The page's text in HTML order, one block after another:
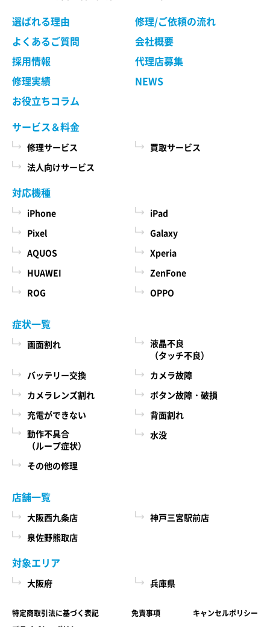
当社が個人情報を収集・利用する目的は、以下の
とおりです。
だくために、氏名、住所、連絡先、支払方法な
どの登録情報、利用されたサービスや購入され
た商品、およびそれらの代金などに関する情報
を表示する目的
ユーザーにお知らせや連絡をするためにメール
アドレスを利用する場合やユーザーに商品を送
付したり必要に応じて連絡したりするため、氏
名や住所などの連絡先情報を利用する目的
ユーザーの本人確認を行うために、氏名、生年
月日、住所、電話番号、銀行口座番号、クレジ
ットカード番号、運転免許証番号、配達証明付
き郵便の到達結果などの情報を利用する目的
ユーザーに代金を請求するために、購入された
商品名や数量、利用されたサービスの種類や期
号やクレジットカード番号などの支払に関する
情報などを利用する目的
ユーザーが簡便にデータを入力できるようにす
るために、当社に登録されている情報を入力画
面に表示させたり、ユーザーのご指示に基づい
て他のサービスなど（提携先が提供するものも
含みます）に転送したりする目的
代金の支払を遅滞したり第三者に損害を発生さ
したユーザーや、不正・不当な目的でサービス
を利用しようとするユーザーの利用をお断りす
るために、利用態様、氏名や住所など個人を特
定するための情報を利用する目的
ユーザーからのお問い合わせに対応するため
に、お問い合わせ内容や代金の請求に関する情
報など当社がユーザーに対してサービスを提供
するにあたって必要となる情報や、ユーザーの
サービス利用状況、連絡先情報などを利用する
として取り扱わせていただきます。
第４条 修理の手続き
本規約に基づき当社が行う修理は、当社各店舗、
当社ホームページでご確認ください。 当社が修理
依頼品をお預かりする前に、お客様により修理依
頼品に取り付けられた記録媒体、SIMカード、ケー
ス、その他一切のもの（以下「付加物」としま
す）を修理依頼品から取り外してください。 な
お、修理依頼品に付加物が取り付けられた状態
で、お客様が修理依頼品を当社にお引渡しされた
場合、当社は、修理の過程で、付加物に生じうる
汚損、破損、紛失その他付加物に関連して生じう
る一切の損害につき責任を負いかねます。
第５条 料金について
本サービスの料金（修理料金、その他の費用を含
み、以下「サービス料金」と言います）は当社規
社各店舗、当社ホームページでも確認することが
できますが、状況、条件により実際の料金が異な
る場合がございますので、本サービスをご依頼の
際に、必ず当社各店舗へお問い合わせください。
第６条 修理部品の取扱い
本サービスで使用する交換部品は、互換製品とな
ります。 本サービスの提供による部品交換の際に
取り外した修理依頼品の部品をリサイクルや分析
などのために、当社の任意の判断で回収させてい
ただく場合があります。 回収した部品は当社の所
は廃棄等を行いますので、あらかじめご了承くだ
さい。
第７条 修理保証について
当社がおこなった修理において、修理完了日（当
社所定の処理が完了し、修理依頼品をお客様に引
品)または3ヶ月以内(その他の修理対応)に修理依頼
選ばれる理由
修理/ご依頼の流れ
よくあるご質問
会社概要
採用情報
代理店募集
修理実績
NEWS
お役立ちコラム
サービス＆料金
修理サービス
買取サービス
法人向けサービス
対応機種
iPhone
iPad
Pixel
Galaxy
AQUOS
Xperia
HUAWEI
ZenFone
ROG
OPPO
症状一覧
画面割れ
液晶不良
（タッチ不良）
バッテリー交換
カメラ故障
カメラレンズ割れ
ボタン故障・破損
充電ができない
背面割れ
動作不具合
（ループ症状）
水没
その他の修理
店舗一覧
大阪西九条店
神戸三宮駅前店
泉佐野熊取店
対象エリア
大阪府 兵庫県
特定商取引法に基づく表記 免責事項
キャンセルポリシー